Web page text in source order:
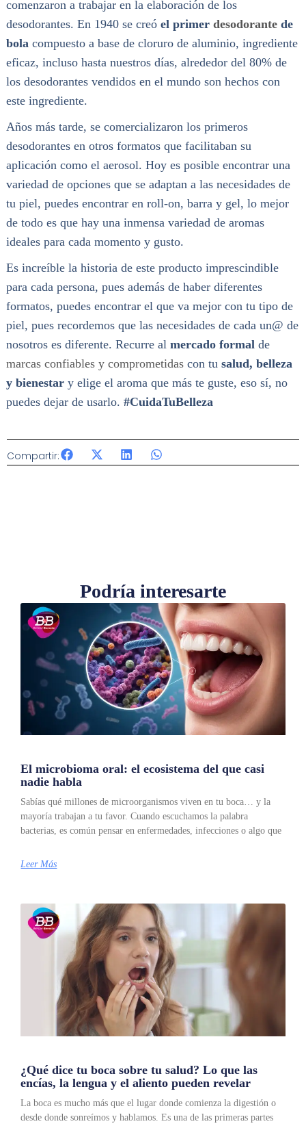
comenzaron a trabajar en la elaboración de los
desodorantes. En 1940 se creó el primer desodorantede
bola compuesto a base de cloruro de aluminio, ingrediente
eficaz, incluso hasta nuestros días, alrededor del 80% de
los desodorantes vendidos en el mundo son hechos con
este ingrediente.
Años más tarde, se comercializaron los primeros
desodorantes en otros formatos que facilitaban su
aplicación como el aerosol. Hoy es posible encontrar una
variedad de opciones que se adaptan a las necesidades de
tu piel, puedes encontrar en roll-on, barra y gel, lo mejor
de todo es que hay una inmensa variedad de aromas
ideales para cada momento y gusto.
Es increíble la historia de este producto imprescindible
para cada persona, pues además de haber diferentes
formatos, puedes encontrar el que va mejor con tu tipo de
piel, pues recordemos que las necesidades de cada un@ de
nosotros es diferente. Recurre al mercado formal de
marcas confiables y comprometidascon tu salud, belleza
y bienestary elige el aroma que más te guste, eso sí, no
puedes dejar de usarlo. #CuidaTuBelleza
Compartir:
Podría interesarte
El microbioma oral: el ecosistema del que casi
nadie habla
Sabías qué millones de microorganismos viven en tu boca… y la
mayoría trabajan a tu favor. Cuando escuchamos la palabra
bacterias, es común pensar en enfermedades, infecciones o algo que
Leer Más
¿Qué dice tu boca sobre tu salud? Lo que las
encías, la lengua y el aliento pueden revelar
La boca es mucho más que el lugar donde comienza la digestión o
desde donde sonreímos y hablamos. Es una de las primeras partes